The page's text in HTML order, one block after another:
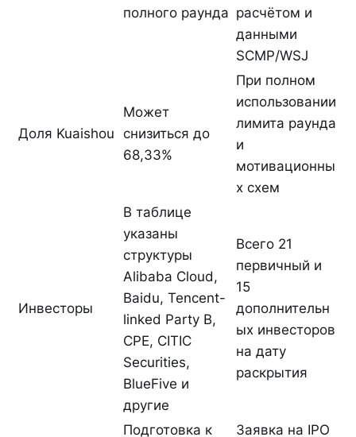
полного раунда расчётом и
данными
SCMP/WSJ
Доля Kuaishou
Может
снизиться до
68,33%
При полном
использовании
лимита раунда
и
мотивационны
х схем
Инвесторы
В таблице
указаны
структуры
Alibaba Cloud,
Baidu, Tencent-
linked Party B,
CPE, CITIC
Securities,
BlueFive и
другие
Всего 21
первичный и
15
дополнительн
ых инвесторов
на дату
раскрытия
Подготовка к
Заявка на IPO